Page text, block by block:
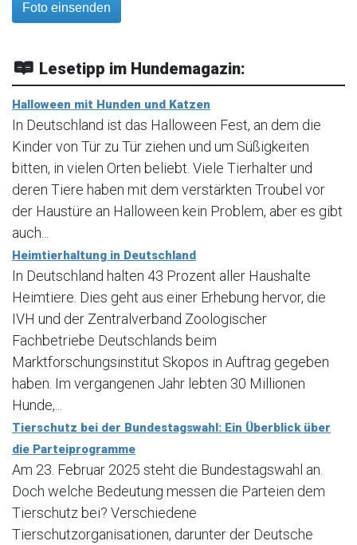
Foto einsenden
Lesetipp im Hundemagazin:
Halloween mit Hunden und Katzen
In Deutschland ist das Halloween Fest, an dem die
Kinder von Tür zu Tür ziehen und um Süßigkeiten
bitten, in vielen Orten beliebt. Viele Tierhalter und
deren Tiere haben mit dem verstärkten Troubel vor
der Haustüre an Halloween kein Problem, aber es gibt
auch...
Heimtierhaltung in Deutschland
In Deutschland halten 43 Prozent aller Haushalte
Heimtiere. Dies geht aus einer Erhebung hervor, die
IVH und der Zentralverband Zoologischer
Fachbetriebe Deutschlands beim
Marktforschungsinstitut Skopos in Auftrag gegeben
haben. Im vergangenen Jahr lebten 30 Millionen
Hunde,...
Tierschutz bei der Bundestagswahl: Ein Überblick über
die Parteiprogramme
Am 23. Februar 2025 steht die Bundestagswahl an.
Doch welche Bedeutung messen die Parteien dem
Tierschutz bei? Verschiedene
Tierschutzorganisationen, darunter der Deutsche